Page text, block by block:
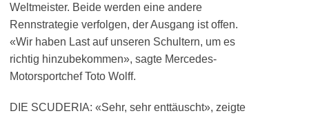
Weltmeister. Beide werden eine andere
Rennstrategie verfolgen, der Ausgang ist offen.
«Wir haben Last auf unseren Schultern, um es
richtig hinzubekommen», sagte Mercedes-
Motorsportchef Toto Wolff.
DIE SCUDERIA: «Sehr, sehr enttäuscht», zeigte